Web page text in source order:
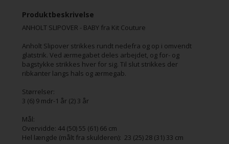
Produktbeskrivelse
ANHOLT SLIPOVER - BABY fra Kit Couture
Anholt Slipover strikkes rundt nedefra og op i omvendt
glatstrik. Ved ærmegabet deles arbejdet, og for- og
bagstykke strikkes hver for sig. Til slut strikkes der
ribkanter langs hals og ærmegab.
Størrelser:
3 (6) 9 mdr-1 år (2) 3 år
Mål:
Overvidde: 44 (50) 55 (61) 66 cm
Hel længde (målt fra skulderen): 23 (25) 28 (31) 33 cm